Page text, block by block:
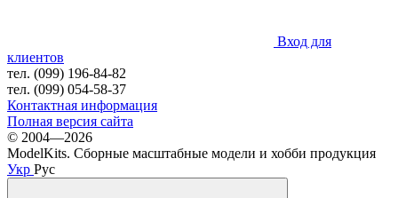
Вход для
клиентов
тел. (099) 196-84-82
тел. (099) 054-58-37
Контактная информация
Полная версия сайта
© 2004—2026
ModelKits. Сборные масштабные модели и хобби продукция
Укр Рус